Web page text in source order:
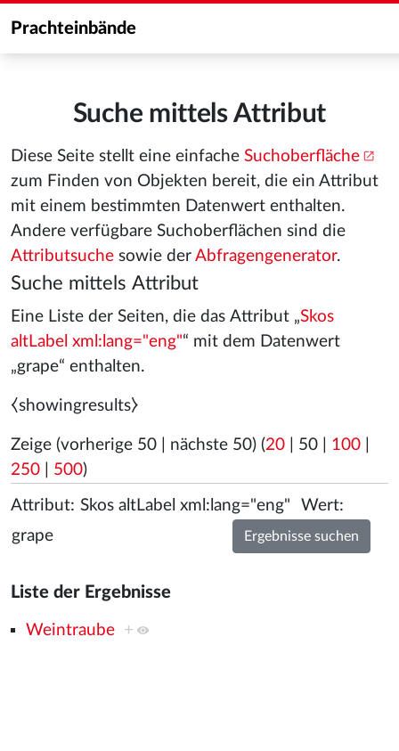
Prachteinbände
Suche mittels Attribut
Diese Seite stellt eine einfache Suchoberfläche
zum Finden von Objekten bereit, die ein Attribut
mit einem bestimmten Datenwert enthalten.
Andere verfügbare Suchoberflächen sind die
Attributsuche sowie der Abfragengenerator.
Suche mittels Attribut
Eine Liste der Seiten, die das Attribut „Skos
altLabel xml:lang="eng"“ mit dem Datenwert
„grape“ enthalten.
⧼showingresults⧽
Zeige (vorherige 50 nächste 50) (20 50 100
250
500)
Attribut: Wert:
Liste der Ergebnisse
Weintraube +